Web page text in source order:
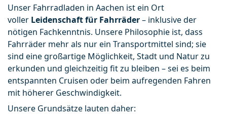
Unser Fahrradladen in Aachen ist ein Ort
voller Leidenschaft für Fahrräder – inklusive der
nötigen Fachkenntnis. Unsere Philosophie ist, dass
Fahrräder mehr als nur ein Transportmittel sind; sie
sind eine großartige Möglichkeit, Stadt und Natur zu
erkunden und gleichzeitig fit zu bleiben – sei es beim
entspannten Cruisen oder beim aufregenden Fahren
mit höherer Geschwindigkeit.
Unsere Grundsätze lauten daher: